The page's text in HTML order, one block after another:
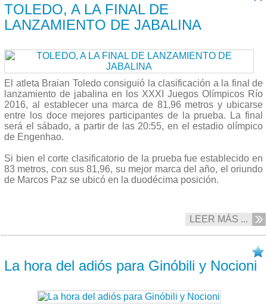
TOLEDO, A LA FINAL DE
LANZAMIENTO DE JABALINA
El atleta Braian Toledo consiguió la clasificación a la final de
lanzamiento de jabalina en los XXXI Juegos Olímpicos Río
2016, al establecer una marca de 81,96 metros y ubicarse
entre los doce mejores participantes de la prueba. La final
será el sábado, a partir de las 20:55, en el estadio olímpico
de Engenhao.
Si bien el corte clasificatorio de la prueba fue establecido en
83 metros, con sus 81,96, su mejor marca del año, el oriundo
de Marcos Paz se ubicó en la duodécima posición.
LEER MÁS ...
La hora del adiós para Ginóbili y Nocioni